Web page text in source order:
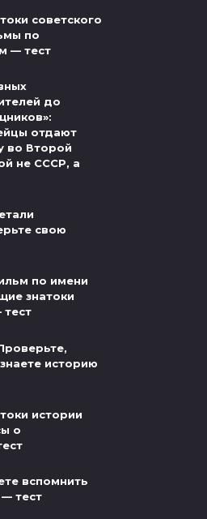
советского
по
— тест
до
отдают
во Второй
не СССР, а
свою
по имени
знатоки
тест
историю
истории
о
вспомнить
тест